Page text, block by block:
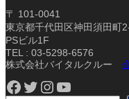
〒 101-0041
東京都千代田区神田須田町
PSビル1F
TEL : 03-5298-6576
株式会社バイタルクルー
Facebook Twitter Instagram YouTube